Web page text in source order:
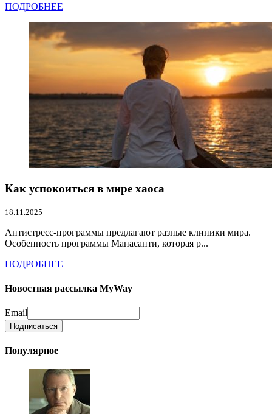
ПОДРОБНЕЕ
Как успокоиться в мире хаоса
18.11.2025
Антистресс-программы предлагают разные клиники мира.
Особенность программы Манасанти, которая р...
ПОДРОБНЕЕ
Новостная рассылка MyWay
Email
Популярное